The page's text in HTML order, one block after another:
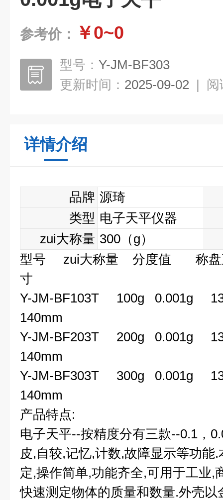
参考价： ￥0~0
型号： Y-JM-BF303
更新时间： 2025-09-02 | 阅
详情介绍
品牌 源琦
类型 电子天平仪器
zui大称量 300 （g）
型号
zui大称量 分度值
称
寸
Y-JM-BF103T 100g 0.001g
140mm
Y-JM-BF203T 200g 0.001g
140mm
Y-JM-BF303T 300g 0.001g
140mm
产品特点:
电子天平--按精度分有三款--0.1 ，
皮,自较,记忆,计数,故障显示等功能.
定,操作简单,功能齐全,可用于工业,
快速测定物体的质量和数量.外壳以